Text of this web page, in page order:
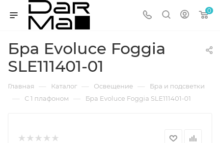
0
Бра Evoluce Foggia
SLE111401-01
Главная — Каталог — Освещение — Бра и подсветки
— С 1 плафоном — Бра Evoluce Foggia SLE111401-01